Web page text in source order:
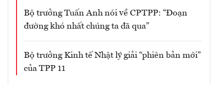
Bộ trưởng Tuấn Anh nói về CPTPP: “Đoạn
đường khó nhất chúng ta đã qua”
Bộ trưởng Kinh tế Nhật lý giải “phiên bản mới”
của TPP 11